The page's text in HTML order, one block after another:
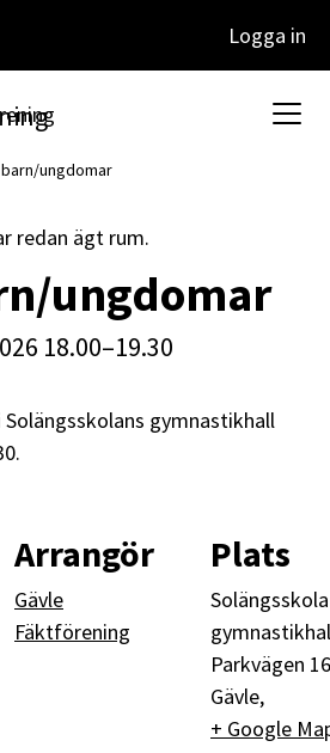
Logga in
barn/ungdomar
redan ägt rum.
ungdomar
18.00–19.30
gymnastikhall
Arrangör
Gävle
Fäktförening
Plats
Parkvägen 16
Gävle,
+ Google